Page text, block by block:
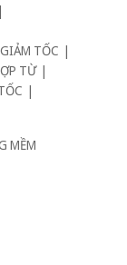
TỐC
TỪ
MỀM